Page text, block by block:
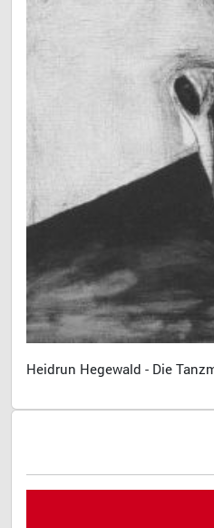
Heidrun Hegewald - Die